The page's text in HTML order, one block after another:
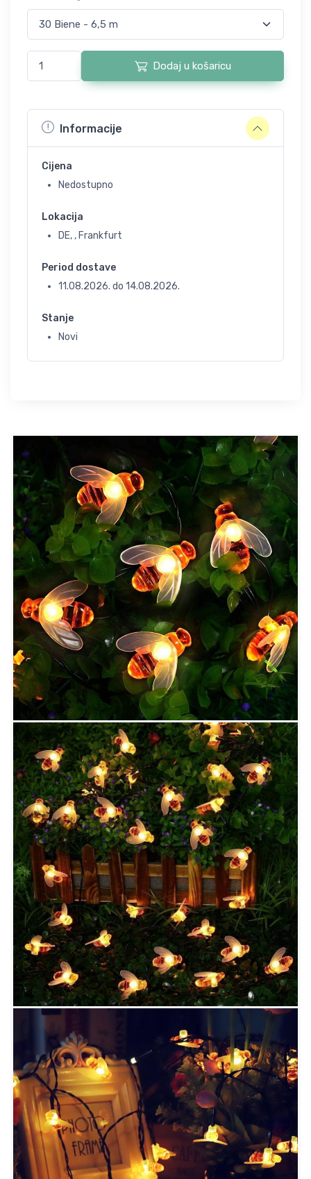
Dodaj u košaricu
Informacije
Cijena
Nedostupno
Lokacija
DE, , Frankfurt
Period dostave
11.08.2026. do 14.08.2026.
Stanje
Novi